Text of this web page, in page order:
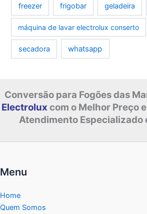
freezer frigobar geladeira
máquina de lavar electrolux conserto
secadora whatsapp
Conversão para Fogões das
Electrolux com o Melhor Preço
Atendimento Especializado
Menu
Home
Quem Somos